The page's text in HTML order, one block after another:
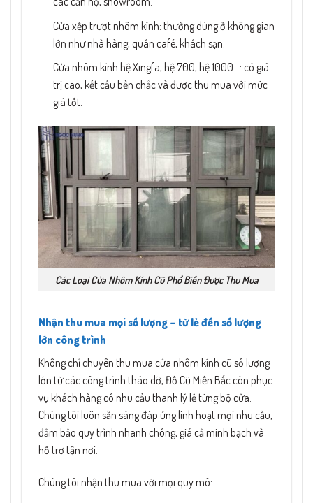
Cửa xếp trượt nhôm kính: thường dùng ở không gian
lớn như nhà hàng, quán café, khách sạn.
Cửa nhôm kính hệ Xingfa, hệ 700, hệ 1000…: có giá
trị cao, kết cấu bền chắc và được thu mua với mức
giá tốt.
Các Loại Cửa Nhôm Kính Cũ Phổ Biến Được Thu Mua
Nhận thu mua mọi số lượng – từ lẻ đến số lượng
lớn công trình
Không chỉ chuyên thu mua cửa nhôm kính cũ số lượng
lớn từ các công trình tháo dỡ, Đồ Cũ Miền Bắc còn phục
vụ khách hàng có nhu cầu thanh lý lẻ từng bộ cửa.
Chúng tôi luôn sẵn sàng đáp ứng linh hoạt mọi nhu cầu,
đảm bảo quy trình nhanh chóng, giá cả minh bạch và
hỗ trợ tận nơi.
Chúng tôi nhận thu mua với mọi quy mô: